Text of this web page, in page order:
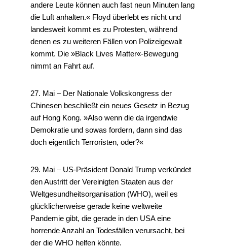
andere Leute können auch fast neun Minuten lang
die Luft anhalten.« Floyd überlebt es nicht und
landesweit kommt es zu Protesten, während
denen es zu weiteren Fällen von Polizeigewalt
kommt. Die »Black Lives Matter«-Bewegung
nimmt an Fahrt auf.
27. Mai – Der Nationale Volkskongress der
Chinesen beschließt ein neues Gesetz in Bezug
auf Hong Kong. »Also wenn die da irgendwie
Demokratie und sowas fordern, dann sind das
doch eigentlich Terroristen, oder?«
29. Mai – US-Präsident Donald Trump verkündet
den Austritt der Vereinigten Staaten aus der
Weltgesundheitsorganisation (WHO), weil es
glücklicherweise gerade keine weltweite
Pandemie gibt, die gerade in den USA eine
horrende Anzahl an Todesfällen verursacht, bei
der die WHO helfen könnte.